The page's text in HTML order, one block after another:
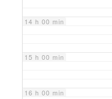
14 h 00 min
15 h 00 min
16 h 00 min